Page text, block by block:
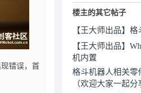
错误，首
楼主的其它帖子
【王大师出品】格
【王大师出品】
机内置
格斗机器人相关零
（欢迎大家一起分